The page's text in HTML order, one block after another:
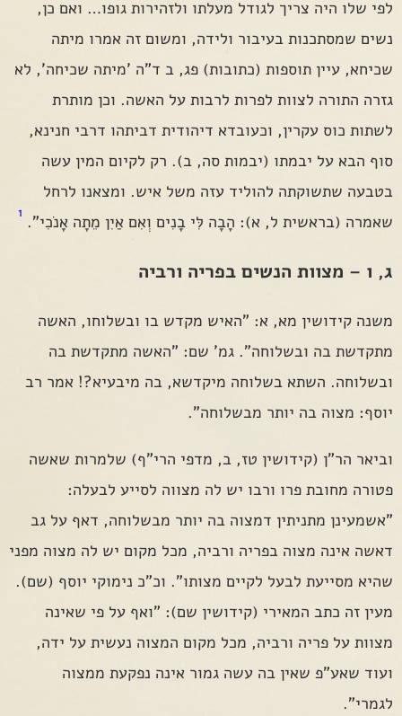
לפי שלו היה צריך לגודל מעלתו ולזהירות גופו… ואם כן,
נשים שמסתכנות בעיבור ולידה, ומשום זה אמרו מיתה
שכיחא, עיין תוספות (כתובות) פג, ב ד"ה 'מיתה שכיחה', לא
גזרה התורה לצוות לפרות לרבות על האשה. וכן מותרת
לשתות כוס עקרין, וכעובדא דיהודית דביתהו דרבי חנינא,
סוף הבא על יבמתו (יבמות סה, ב). רק לקיום המין עשה
בטבעה שתשוקתה להוליד עזה משל איש. ומצאנו לרחל
שאמרה (בראשית ל, א): הָבָה לִּי בָנִים וְאִם אַיִן מֵתָה אָנֹכִי". 1
ג, ו – מצוות הנשים בפריה ורביה
משנה קידושין מא, א: "האיש מקדש בו ובשלוחו, האשה
מתקדשת בה ובשלוחה". גמ' שם: "האשה מתקדשת בה
ובשלוחה. השתא בשלוחה מיקדשא, בה מיבעיא?! אמר רב
יוסף: מצוה בה יותר מבשלוחה".
וביאר הר"ן (קידושין טז, ב, מדפי הרי"ף) שלמרות שאשה
פטורה מחובת פרו ורבו יש לה מצווה לסייע לבעלה:
"אשמעינן מתניתין דמצוה בה יותר מבשלוחה, דאף על גב
דאשה אינה מצוה בפריה ורביה, מכל מקום יש לה מצוה מפני
שהיא מסייעת לבעל לקיים מצותו". וכ"כ נימוקי יוסף (שם).
מעין זה כתב המאירי (קידושין שם): "ואף על פי שאינה
מצוות על פריה ורביה, מכל מקום המצוה נעשית על ידה,
ועוד שאע"פ שאין בה עשה גמור אינה נפקעת ממצוה
לגמרי".